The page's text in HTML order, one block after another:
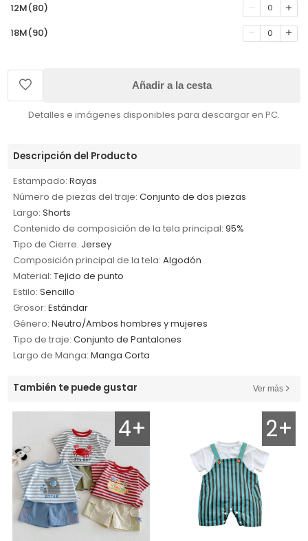
12M(80) 0
18M(90) 0
Añadir a la cesta
Detalles e imágenes disponibles para descargar en PC.
Descripción del Producto
Estampado: Rayas
Número de piezas del traje: Conjunto de dos piezas
Largo: Shorts
Contenido de composición de la tela principal: 95%
Tipo de Cierre: Jersey
Composición principal de la tela: Algodón
Material: Tejido de punto
Estilo: Sencillo
Grosor: Estándar
Género: Neutro/Ambos hombres y mujeres
Tipo de traje: Conjunto de Pantalones
Largo de Manga: Manga Corta
También te puede gustar Ver más
4+ 2+